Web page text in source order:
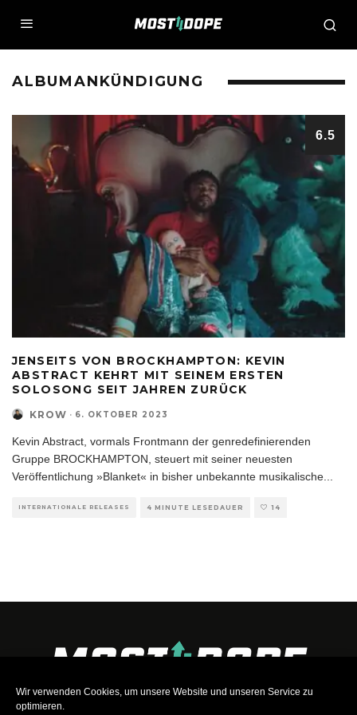
Wir verwenden Cookies, um unsere Website und unseren Service zu
optimieren.
ALBUMANKÜNDIGUNG
6.5
JENSEITS VON BROCKHAMPTON: KEVIN
ABSTRACT KEHRT MIT SEINEM ERSTEN
SOLOSONG SEIT JAHREN ZURÜCK
KROW · 6. OKTOBER 2023
Kevin Abstract, vormals Frontmann der genredefinierenden
Gruppe BROCKHAMPTON, steuert mit seiner neuesten
Veröffentlichung »Blanket« in bisher unbekannte musikalische
INTERNATIONALE RELEASES 4 MINUTE LESEDAUER 14